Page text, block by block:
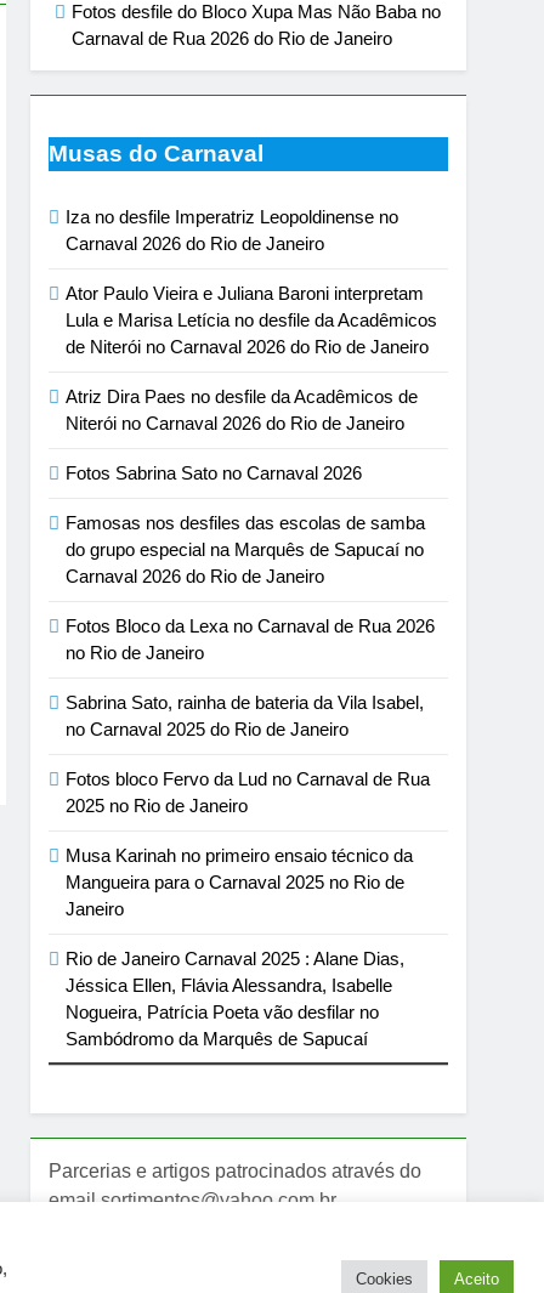
Fotos desfile do Bloco Xupa Mas Não Baba no
Carnaval de Rua 2026 do Rio de Janeiro
Musas do Carnaval
Iza no desfile Imperatriz Leopoldinense no
Carnaval 2026 do Rio de Janeiro
Ator Paulo Vieira e Juliana Baroni interpretam
Lula e Marisa Letícia no desfile da Acadêmicos
de Niterói no Carnaval 2026 do Rio de Janeiro
Atriz Dira Paes no desfile da Acadêmicos de
Niterói no Carnaval 2026 do Rio de Janeiro
Fotos Sabrina Sato no Carnaval 2026
Famosas nos desfiles das escolas de samba
do grupo especial na Marquês de Sapucaí no
Carnaval 2026 do Rio de Janeiro
Fotos Bloco da Lexa no Carnaval de Rua 2026
no Rio de Janeiro
Sabrina Sato, rainha de bateria da Vila Isabel,
no Carnaval 2025 do Rio de Janeiro
Fotos bloco Fervo da Lud no Carnaval de Rua
2025 no Rio de Janeiro
Musa Karinah no primeiro ensaio técnico da
Mangueira para o Carnaval 2025 no Rio de
Janeiro
Rio de Janeiro Carnaval 2025 : Alane Dias,
Jéssica Ellen, Flávia Alessandra, Isabelle
Nogueira, Patrícia Poeta vão desfilar no
Sambódromo da Marquês de Sapucaí
Parcerias e artigos patrocinados através do
email sortimentos@yahoo.com.br
Cookies Aceito